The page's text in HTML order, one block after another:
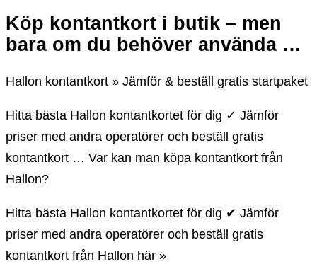
Köp kontantkort i butik – men
bara om du behöver använda …
Hallon kontantkort » Jämför & beställ gratis startpaket
Hitta bästa Hallon kontantkortet för dig ✓ Jämför
priser med andra operatörer och beställ gratis
kontantkort … Var kan man köpa kontantkort från
Hallon?
Hitta bästa Hallon kontantkortet för dig ✔ Jämför
priser med andra operatörer och beställ gratis
kontantkort från Hallon här »